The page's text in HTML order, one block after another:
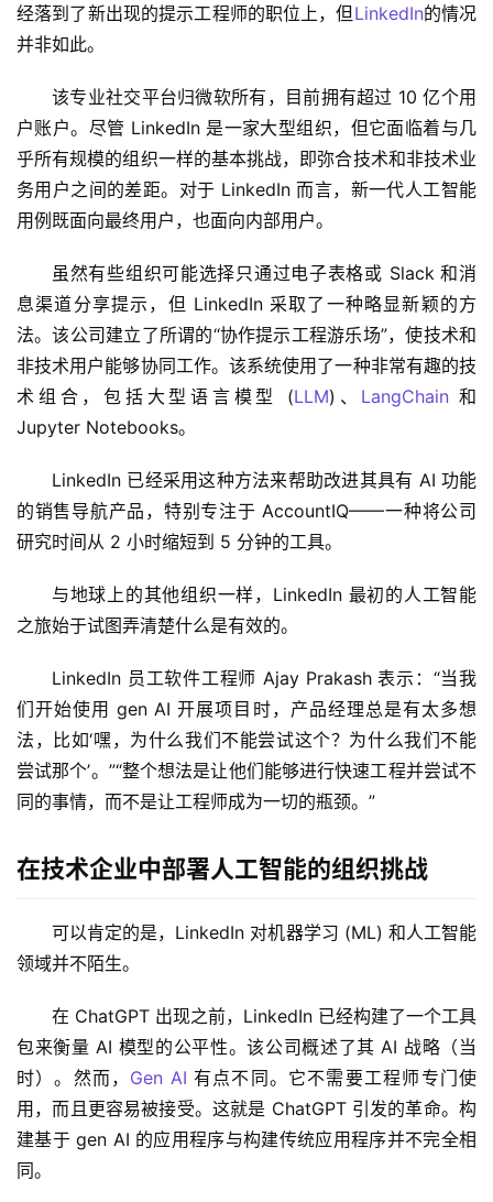
经落到了新出现的提示工程师的职位上，但LinkedIn的情况
并非如此。
该专业社交平台归微软所有，目前拥有超过 10 亿个用
户账户。尽管 LinkedIn 是一家大型组织，但它面临着与几
乎所有规模的组织一样的基本挑战，即弥合技术和非技术业
务用户之间的差距。对于 LinkedIn 而言，新一代人工智能
用例既面向最终用户，也面向内部用户。
虽然有些组织可能选择只通过电子表格或 Slack 和消
息渠道分享提示，但 LinkedIn 采取了一种略显新颖的方
法。该公司建立了所谓的“协作提示工程游乐场”，使技术和
非技术用户能够协同工作。该系统使用了一种非常有趣的技
术组合，包括大型语言模型 (LLM)、 LangChain 和
Jupyter Notebooks。
LinkedIn 已经采用这种方法来帮助改进其具有 AI 功能
的销售导航产品，特别专注于 AccountIQ——一种将公司
研究时间从 2 小时缩短到 5 分钟的工具。
与地球上的其他组织一样，LinkedIn 最初的人工智能
之旅始于试图弄清楚什么是有效的。
LinkedIn 员工软件工程师 Ajay Prakash 表示：“当我
们开始使用 gen AI 开展项目时，产品经理总是有太多想
法，比如‘嘿，为什么我们不能尝试这个？为什么我们不能
尝试那个’。”“整个想法是让他们能够进行快速工程并尝试不
同的事情，而不是让工程师成为一切的瓶颈。”
在技​​术企业中部署人工智能的组织挑战
可以肯定的是，LinkedIn 对机器学习 (ML) 和人工智能
领域并不陌生。
在 ChatGPT 出现之前，LinkedIn 已经构建了一个工具
包来衡量 AI 模型的公平性。该公司概述了其 AI 战略（当
时）。然而， Gen AI 有点不同。它不需要工程师专门使
用，而且更容易被接受。这就是 ChatGPT 引发的革命。构
建基于 gen AI 的应用程序与构建传统应用程序并不完全相
同。